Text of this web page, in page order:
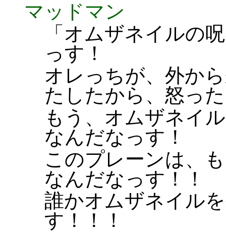
マッドマン
「オムザネイルの
っす！
オレっちが、外か
たしたから、怒っ
もう、オムザネイ
なんだなっす！
このプレーンは、
なんだなっす！！
誰かオムザネイル
す！！！